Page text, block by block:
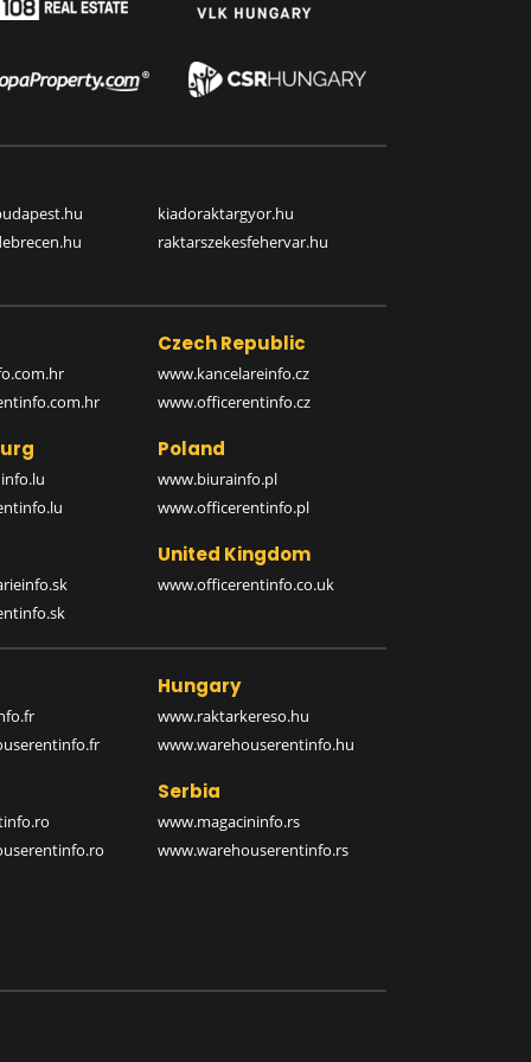
kiadoraktargyor.hu
raktarszekesfehervar.hu
Czech Republic
www.kancelareinfo.cz
www.officerentinfo.cz
Poland
www.biurainfo.pl
www.officerentinfo.pl
United Kingdom
www.officerentinfo.co.uk
Hungary
www.raktarkereso.hu
www.warehouserentinfo.hu
Serbia
www.magacininfo.rs
www.warehouserentinfo.rs